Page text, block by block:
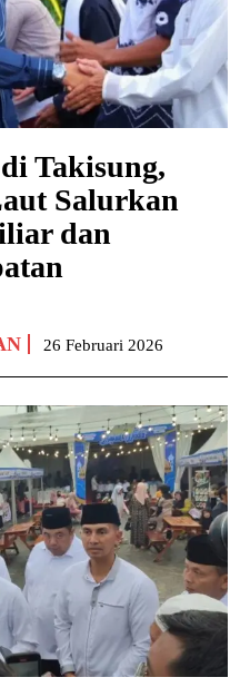
Takisung,
Salurkan
dan
26 Februari 2026